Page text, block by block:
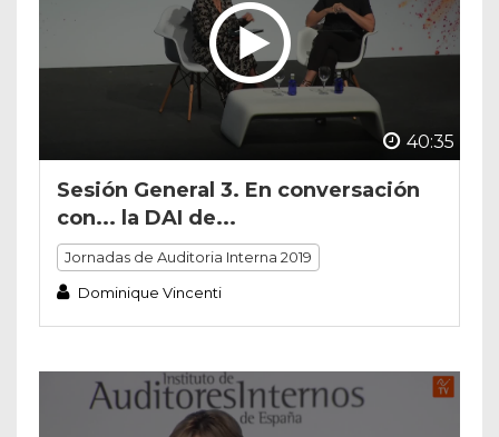
40:35
Sesión General 3. En conversación
con... la DAI de...
Jornadas de Auditoria Interna 2019
Dominique Vincenti